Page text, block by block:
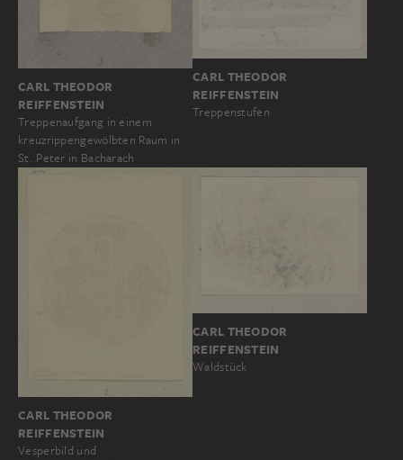
CARL THEODOR
REIFFENSTEIN
Treppenaufgang in einem
kreuzrippengewölbten Raum in
St. Peter in Bacharach
CARL THEODOR
REIFFENSTEIN
Treppenstufen
CARL THEODOR
REIFFENSTEIN
Vesperbild und
CARL THEODOR
REIFFENSTEIN
Waldstück